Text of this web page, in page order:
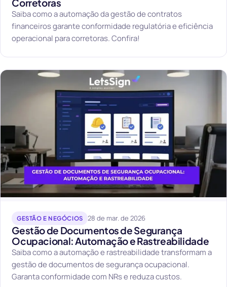
Corretoras
Saiba como a automação da gestão de contratos
financeiros garante conformidade regulatória e eficiência
operacional para corretoras. Confira!
GESTÃO E NEGÓCIOS 28 de mar. de 2026
Gestão de Documentos de Segurança
Ocupacional: Automação e Rastreabilidade
Saiba como a automação e rastreabilidade transformam a
gestão de documentos de segurança ocupacional.
Garanta conformidade com NRs e reduza custos.